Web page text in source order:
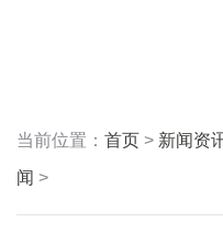
当前位置： 首页 > 新闻资
闻 >